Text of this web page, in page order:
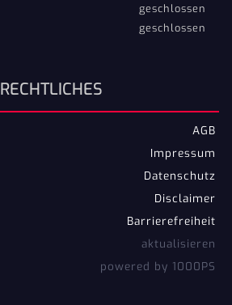
geschlossen
geschlossen
RECHTLICHES
AGB
Impressum
Datenschutz
Disclaimer
Barrierefreiheit
aktualisieren
powered by 1000PS